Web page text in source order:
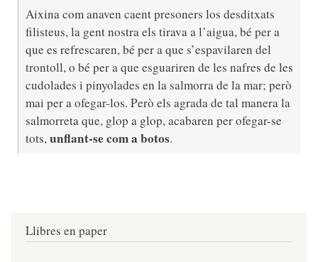
Aixina com anaven caent presoners los desditxats
filisteus, la gent nostra els tirava a l’aigua, bé per a
que es refrescaren, bé per a que s’espavilaren del
trontoll, o bé per a que esguariren de les nafres de les
cudolades i pinyolades en la salmorra de la mar; però
mai per a ofegar-los. Però els agrada de tal manera la
salmorreta que, glop a glop, acabaren per ofegar-se
tots,unflant-se com a botos.
Llibres en paper